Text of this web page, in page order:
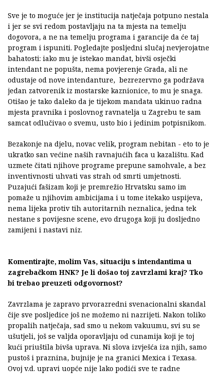
Sve je to moguće jer je institucija natječaja potpuno nestala
i jer se svi redom postavljaju na ta mjesta na temelju
dogovora, a ne na temelju programa i garancije da će taj
program i ispuniti. Pogledajte posljedni slučaj nevjerojatne
bahatosti: iako mu je istekao mandat, bivši osječki
intendant ne popušta, nema povjerenje Grada, ali ne
odustaje od nove intendanture, bezrezervno ga podržava
jedan zatvorenik iz mostarske kaznionice, to mu je snaga.
Otišao je tako daleko da je tijekom mandata ukinuo radna
mjesta pravnika i poslovnog ravnatelja u Zagrebu te sam
samcat odlučivao o svemu, usto bio i jedinim potpisnikom.
Bezakonje na djelu, novac velik, program nebitan - eto to je
ukratko san većine naših ravnajućih faca u kazalištu. Kad
uzmete čitati njihove programe prepune samohvale, a bez
inventivnosti uhvati vas strah od smrti umjetnosti.
Puzajući fašizam koji je premrežio Hrvatsku samo im
pomaže u njihovim ambicijama i u tome itekako uspijeva,
nema lijeka protiv tih autoritarnih neznalica, jedna tek
nestane s povijesne scene, evo drugoga koji ju dosljedno
zamijeni i nastavi niz.
Komentirajte, molim Vas, situaciju s intendantima u
zagrebačkom HNK? Je li došao toj zavrzlami kraj? Tko
bi trebao preuzeti odgovornost?
Zavrzlama je zapravo prvorazredni svenacionalni skandal
čije sve posljedice još ne možemo ni nazrijeti. Nakon toliko
propalih natječaja, sad smo u nekom vakuumu, svi su se
ušutjeli, još se valjda oporavljaju od cunamija koji je toj
kući priuštila bivša uprava. Ni slova izvješća iza njih, samo
pustoš i praznina, bujnije je na granici Mexica i Texasa.
Ovoj v.d. upravi uopće nije lako podići sve te radne